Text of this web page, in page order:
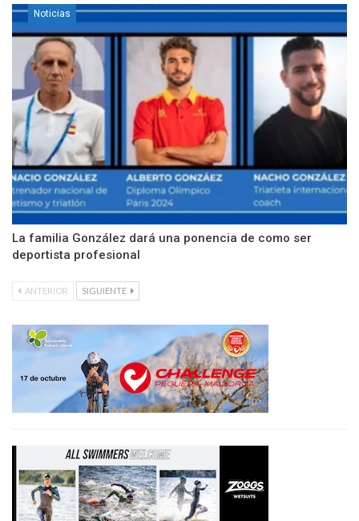
Noticias
La familia González dará una ponencia de como ser
deportista profesional
ANTERIOR SIGUIENTE